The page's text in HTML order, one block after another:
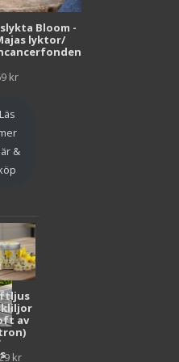
Bloom -
lyktor/
kr
Läs
&
av
kr